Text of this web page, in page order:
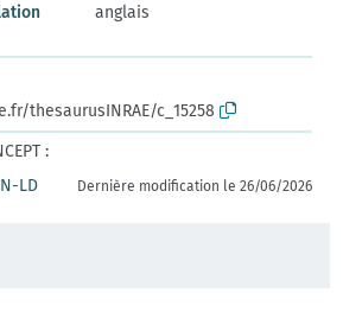
anglais
thesaurusINRAE/c_15258
:
LD Dernière modification le 26/06/2026